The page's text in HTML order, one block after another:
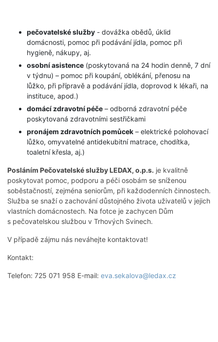
pečovatelské služby - dovážka obědů, úklid
domácnosti, pomoc při podávání jídla, pomoc při
hygieně, nákupy, aj.
osobní asistence (poskytovaná na 24 hodin denně, 7 dní
v týdnu) – pomoc při koupání, oblékání, přenosu na
lůžko, při přípravě a podávání jídla, doprovod k lékaři, na
instituce, apod.)
domácí zdravotní péče – odborná zdravotní péče
poskytovaná zdravotními sestřičkami
pronájem zdravotních pomůcek – elektrické polohovací
lůžko, omyvatelné antidekubitní matrace, chodítka,
toaletní křesla, aj.)
Posláním Pečovatelské služby LEDAX, o.p.s. je kvalitně
poskytovat pomoc, podporu a péči osobám se sníženou
soběstačností, zejména seniorům, při každodenních činnostech.
Služba se snaží o zachování důstojného života uživatelů v jejich
vlastních domácnostech. Na fotce je zachycen Dům
s pečovatelskou službou v Trhových Svinech.
V případě zájmu nás neváhejte kontaktovat!
Kontakt:
Telefon: 725 071 958 E-mail: eva.sekalova@ledax.cz